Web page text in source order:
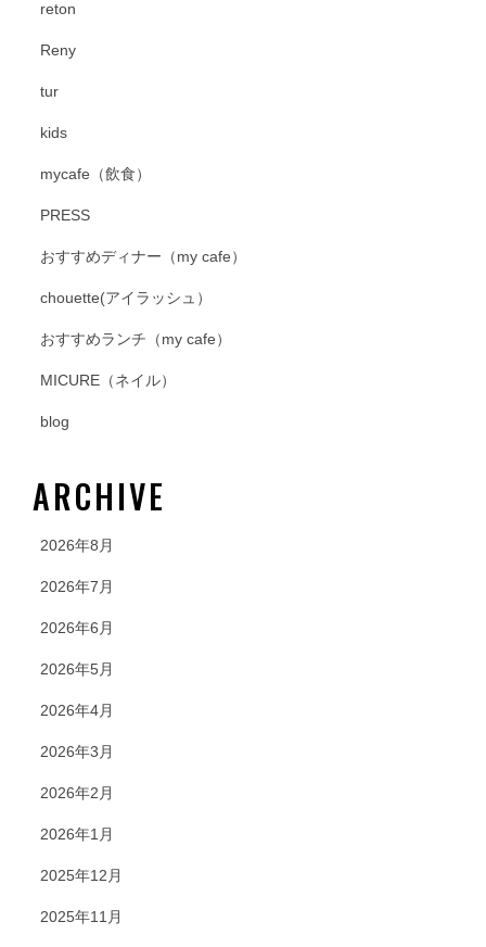
reton
Reny
tur
kids
mycafe（飲食）
PRESS
おすすめディナー（my cafe）
chouette(アイラッシュ）
おすすめランチ（my cafe）
MICURE（ネイル）
blog
ARCHIVE
2026年8月
2026年7月
2026年6月
2026年5月
2026年4月
2026年3月
2026年2月
2026年1月
2025年12月
2025年11月